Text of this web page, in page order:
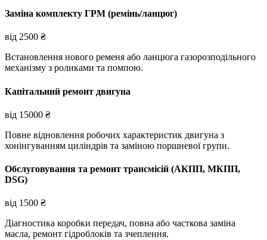
Заміна комплекту ГРМ (ремінь/ланцюг)
від 2500 ₴
Встановлення нового ременя або ланцюга газорозподільного
механізму з роликами та помпою.
Капітальний ремонт двигуна
від 15000 ₴
Повне відновлення робочих характеристик двигуна з
хонінгуванням циліндрів та заміною поршневої групи.
Обслуговування та ремонт трансмісій (АКПП, МКПП,
DSG)
від 1500 ₴
Діагностика коробки передач, повна або часткова заміна
масла, ремонт гідроблоків та зчеплення.